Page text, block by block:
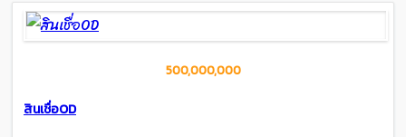
500,000,000
สินเชื่อOD